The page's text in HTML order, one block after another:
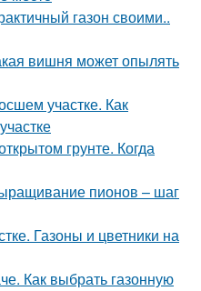
газон своими..
вишня может опылять
участке. Как
грунте. Когда
пионов – шаг
Газоны и цветники на
Как выбрать газонную